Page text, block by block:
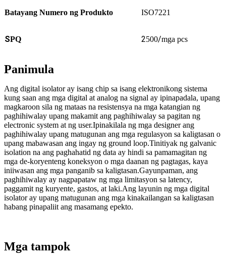
Batayang Numero ng Produkto ISO7221
SPQ 2500/mga pcs
Panimula
Ang digital isolator ay isang chip sa isang elektronikong sistema
kung saan ang mga digital at analog na signal ay ipinapadala, upang
magkaroon sila ng mataas na resistensya na mga katangian ng
paghihiwalay upang makamit ang paghihiwalay sa pagitan ng
electronic system at ng user.Ipinakilala ng mga designer ang
paghihiwalay upang matugunan ang mga regulasyon sa kaligtasan o
upang mabawasan ang ingay ng ground loop.Tinitiyak ng galvanic
isolation na ang paghahatid ng data ay hindi sa pamamagitan ng
mga de-koryenteng koneksyon o mga daanan ng pagtagas, kaya
iniiwasan ang mga panganib sa kaligtasan.Gayunpaman, ang
paghihiwalay ay nagpapataw ng mga limitasyon sa latency,
paggamit ng kuryente, gastos, at laki.Ang layunin ng mga digital
isolator ay upang matugunan ang mga kinakailangan sa kaligtasan
habang pinapaliit ang masamang epekto.
Mga tampok